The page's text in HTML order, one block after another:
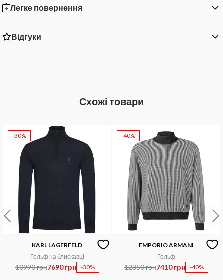
Легке повернення
Відгуки
Схожі товари
-30%
KARL LAGERFELD
Гольф на блискавці
10990 грн7690 грн -30%
-40%
EMPORIO ARMANI
Гольф
12350 грн7410 грн -40%